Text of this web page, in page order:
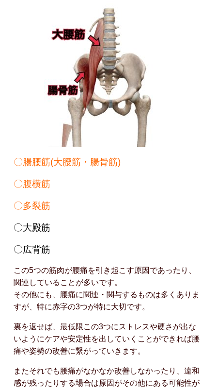
〇腸腰筋(大腰筋・腸骨筋)
〇腹横筋
〇多裂筋
〇大殿筋
〇広背筋
この5つの筋肉が腰痛を引き起こす原因であったり、
関連していることが多いです。
その他にも、腰痛に関連・関与するものは多くありま
すが、特に赤字の3つが特に大切です。
裏を返せば、最低限この3つにストレスや硬さが出な
いようにケアや安定性を出していくことができれば腰
痛や姿勢の改善に繋がっていきます。
またそれでも腰痛がなかなか改善しなかったり、違和
感が残ったりする場合は原因がその他にある可能性が